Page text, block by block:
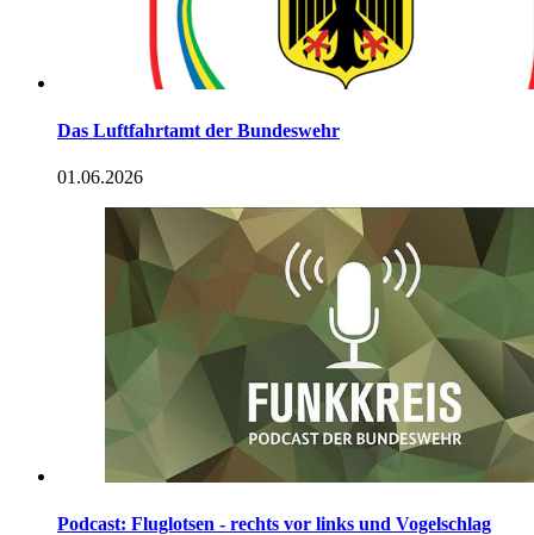
Das Luftfahrtamt der Bundeswehr
01.06.2026
Podcast: Fluglotsen - rechts vor links und Vogelschlag